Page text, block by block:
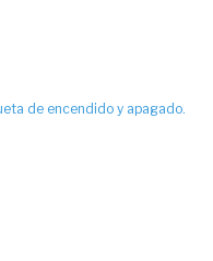
de encendido y apagado.